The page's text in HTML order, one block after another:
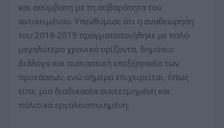
και ασύμβατη με τη σοβαρότητα του
αντικειμένου. Υπενθύμισε ότι η αναθεώρηση
του 2018-2019 πραγματοποιήθηκε με πολύ
μεγαλύτερο χρονικό ορίζοντα, δημόσιο
διάλογο και ουσιαστική επεξεργασία των
προτάσεων, ενώ σήμερα επιχειρείται, όπως
είπε, μια διαδικασία συντετμημένη και
πολιτικά εργαλειοποιημένη.